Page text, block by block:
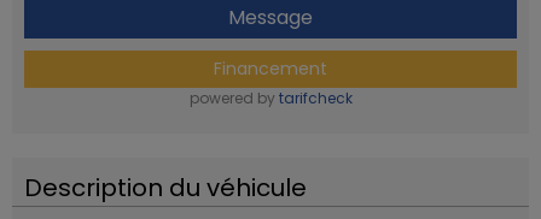
Message
Financement
powered by tarifcheck
Description du véhicule